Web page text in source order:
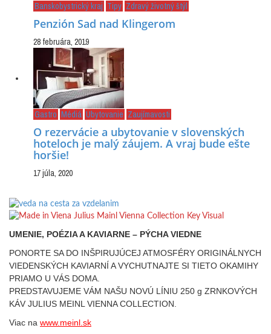
Banskobystrický kraj Tipy Zdravý životný štýl
Penzión Sad nad Klingerom
28 februára, 2019
Gastro Médiá Ubytovanie Zaujímavosti
O rezervácie a ubytovanie v slovenských
hoteloch je malý záujem. A vraj bude ešte
horšie!
17 júla, 2020
UMENIE, POÉZIA A KAVIARNE – PÝCHA VIEDNE
PONORTE SA DO INŠPIRUJÚCEJ ATMOSFÉRY ORIGINÁLNYCH
VIEDENSKÝCH KAVIARNÍ A VYCHUTNAJTE SI TIETO OKAMIHY
PRIAMO U VÁS DOMA.
PREDSTAVUJEME VÁM NAŠU NOVÚ LÍNIU 250 g ZRNKOVÝCH
KÁV JULIUS MEINL VIENNA COLLECTION.
Viac na www.meinl.sk